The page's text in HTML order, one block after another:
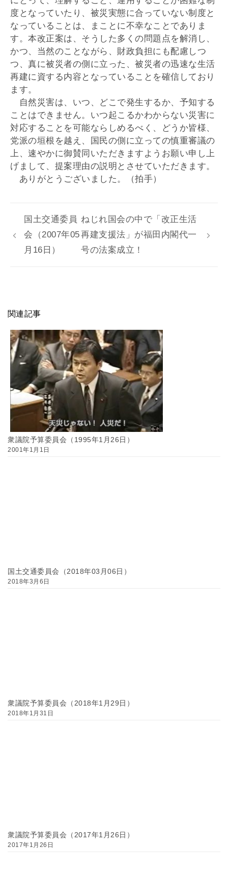
度となっていたり、被災実態に合っていない制度と
なっていることは、まことに不幸なことでありま
す。本改正案は、そうした多くの問題点を解消し、
かつ、当然のことながら、財政負担にも配慮しつ
つ、真に被災者の側に立った、被災者の迅速な生活
再建に資する内容となっていることを確信しており
ます。
自然災害は、いつ、どこで発生するか、予知する
ことはできません。いつ起こるかわからない災害に
対応することを可能ならしめるべく、どうか皆様、
党派の垣根を越え、国民の側に立っての慎重審議の
上、速やかに御賛同いただきますようお願い申し上
げまして、提案理由の説明とさせていただきます。
ありがとうございました。（拍手）
国土交通委員
会（2007年05
月16日）
ねじれ国会の中で「改正生活
再建支援法」が福田内閣代一
号の法案成立！
関連記事
衆議院予算委員会（1995年1月26日）
2001年1月1日
国土交通委員会（2018年03月06日）
2018年3月6日
衆議院予算委員会（2018年1月29日）
2018年1月31日
衆議院予算委員会（2017年1月26日）
2017年1月26日